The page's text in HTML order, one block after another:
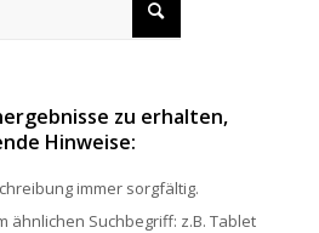
zu erhalten,
Hinweise:
immer sorgfältig.
ähnlichen Suchbegriff: z.B. Tablet